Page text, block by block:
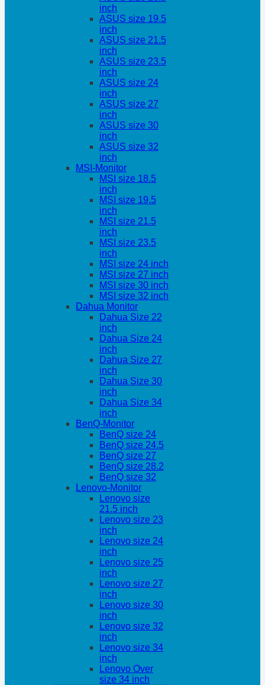
inch
ASUS size 19.5
inch
ASUS size 21.5
inch
ASUS size 23.5
inch
ASUS size 24
inch
ASUS size 27
inch
ASUS size 30
inch
ASUS size 32
inch
MSI-Monitor
MSI size 18.5
inch
MSI size 19.5
inch
MSI size 21.5
inch
MSI size 23.5
inch
MSI size 24 inch
MSI size 27 inch
MSI size 30 inch
MSI size 32 inch
Dahua Monitor
Dahua Size 22
inch
Dahua Size 24
inch
Dahua Size 27
inch
Dahua Size 30
inch
Dahua Size 34
inch
BenQ-Monitor
BenQ size 24
BenQ size 24.5
BenQ size 27
BenQ size 28.2
BenQ size 32
Lenovo-Monitor
Lenovo size
21.5 inch
Lenovo size 23
inch
Lenovo size 24
inch
Lenovo size 25
inch
Lenovo size 27
inch
Lenovo size 30
inch
Lenovo size 32
inch
Lenovo size 34
inch
Lenovo Over
size 34 inch